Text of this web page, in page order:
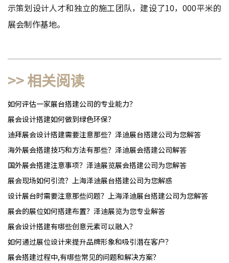
示策划设计人才和独立的施工团队，建设了10，000平米的
展会制作基地。
>> 相关阅读
如何评估一家展台搭建公司的专业能力？
展会设计搭建如何做到绿色环保？
迪拜展会设计搭建需要注意那些？泽迪展台搭建公司为您解答
海外展会搭建技巧和方法有那些？泽迪展会搭建公司解答
国外展会搭建注意事项？泽迪展览展会搭建公司为您解答
展会现场如何引流？上海泽迪展台搭建公司为您解惑
设计展台时需要注意那些问题？上海泽迪展台搭建公司为您解答
展会的展位如何搭建布置？泽迪展览为您专业解答
展会设计搭建有哪些创意元素可以融入？
如何通过展位设计来提升品牌形象和吸引潜在客户？
展会搭建过程中,有哪些常见的问题和解决方案？